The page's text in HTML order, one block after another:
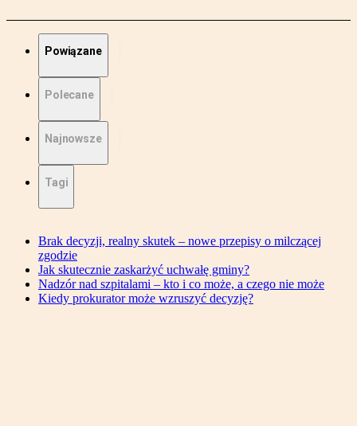
Powiązane
Polecane
Najnowsze
Tagi
Brak decyzji, realny skutek – nowe przepisy o milczącej
zgodzie
Jak skutecznie zaskarżyć uchwałę gminy?
Nadzór nad szpitalami – kto i co może, a czego nie może
Kiedy prokurator może wzruszyć decyzję?